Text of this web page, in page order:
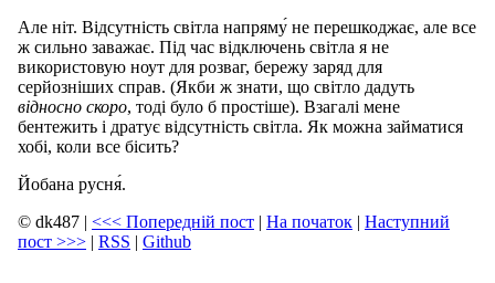
Але ніт. Відсутність світла напряму́ не перешкоджає, але все
ж сильно заважає. Під час відключень світла я не
використовую ноут для розваг, бережу заряд для
серйозніших справ. (Якби ж знати, що світло дадуть
відносно скоро, тоді було б простіше). Взагалі мене
бентежить і дратує відсутність світла. Як можна займатися
хобі, коли все бісить?
Йобана русня́.
© dk487 | <<< Попередній пост | На початок | Наступний
пост >>> | RSS | Github